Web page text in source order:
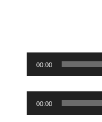
00:00
00:00